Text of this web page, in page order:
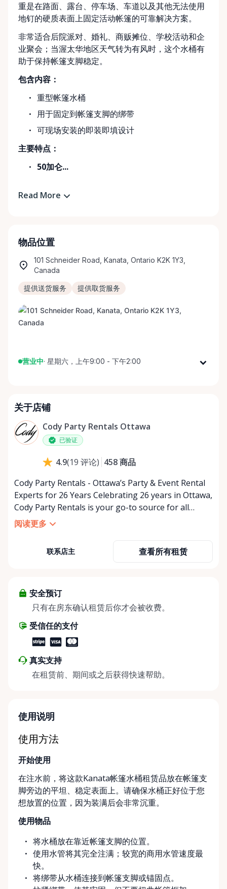
重是在路面、露台、停车场、车道以及其他无法使用
地钉的硬质表面上固定活动帐篷的可靠解决方案。
非常适合后院派对、婚礼、商贩摊位、学校活动和企
业聚会；当渥太华地区天气转为有风时，这个水桶有
助于保持帐篷支脚稳定。
包含内容：
重型帐篷水桶
用于固定到帐篷支脚的绑带
可现场安装的即装即填设计
主要特点：
50加仑...
Read More
物品位置
101 Schneider Road, Kanata, Ontario K2K 1Y3,
Canada
提供送货服务 提供取货服务
营业中· 星期六，上午9:00 - 下午2:00
星期三
星期四
上午9:00 - 下午5:00
星期五
关于店铺
Cody Party Rentals Ottawa
已验证
4.9(19 评论) 458商品
Cody Party Rentals - Ottawa’s Party & Event Rental
Experts for 26 Years Celebrating 26 years in Ottawa,
Cody Party Rentals is your go-to source for all
things party and event rentals. We’re proud to be a
partner of Rent Anything, expanding our offerings
At Cody Party Rentals, we believe in the power of
about more than just saving money; it’s about
helping people enjoy more for less while making a
share instead of buy, we’re all doing our part to
make things easier on Mother Nature.
阅读更多
联系店主 查看所有租赁
安全预订
只有在房东确认租赁后你才会被收费。
受信任的支付
真实支持
在租赁前、期间或之后获得快速帮助。
使用说明
使用方法
开始使用
在注水前，将这款Kanata帐篷水桶租赁品放在帐篷支
脚旁边的平坦、稳定表面上。请确保水桶正好位于您
想放置的位置，因为装满后会非常沉重。
使用物品
将水桶放在靠近帐篷支脚的位置。
使用水管将其完全注满；较宽的商用水管速度最
快。
将绑带从水桶连接到帐篷支脚或锚固点。